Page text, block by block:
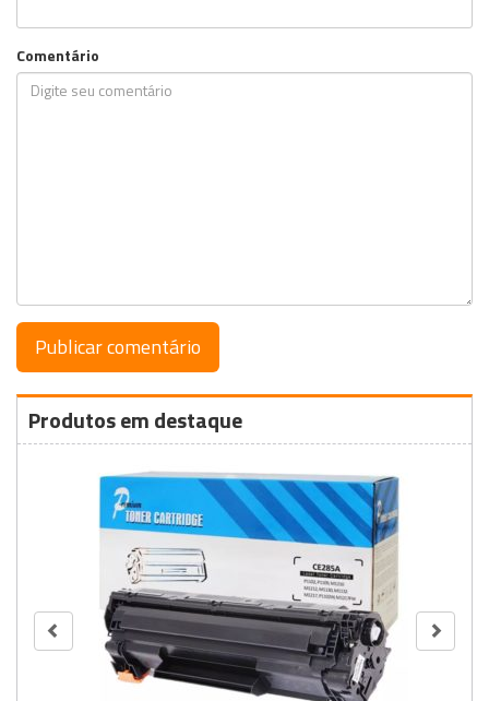
Comentário
Produtos em destaque